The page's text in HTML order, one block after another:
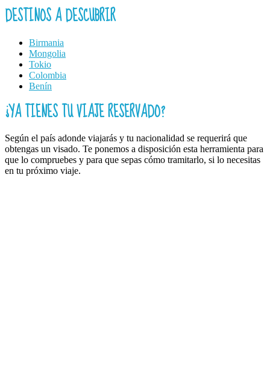
DESTINOS A DESCUBRIR
Birmania
Mongolia
Tokio
Colombia
Benín
¿YA TIENES TU VIAJE RESERVADO?
Según el país adonde viajarás y tu nacionalidad se requerirá que
obtengas un visado. Te ponemos a disposición esta herramienta para
que lo compruebes y para que sepas cómo tramitarlo, si lo necesitas
en tu próximo viaje.